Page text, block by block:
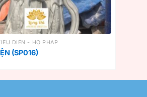
DIỆN - HỘ PHÁP
(SP016)